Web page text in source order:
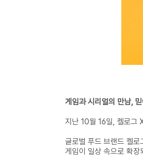
게임과 시리얼의 만남,
지난 10월 16일, 켈로그
글로벌 푸드 브랜드 켈
게임이 일상 속으로 확